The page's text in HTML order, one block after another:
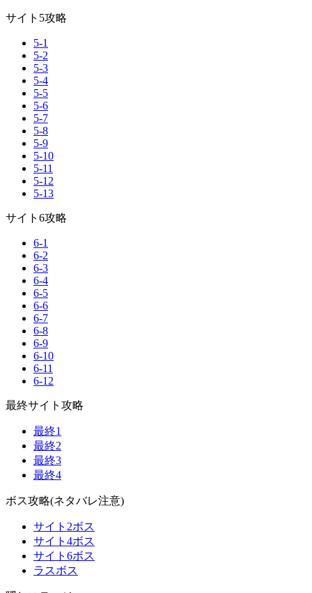
サイト5攻略
5-1
5-2
5-3
5-4
5-5
5-6
5-7
5-8
5-9
5-10
5-11
5-12
5-13
サイト6攻略
6-1
6-2
6-3
6-4
6-5
6-6
6-7
6-8
6-9
6-10
6-11
6-12
最終サイト攻略
最終1
最終2
最終3
最終4
ボス攻略(ネタバレ注意)
サイト2ボス
サイト4ボス
サイト6ボス
ラスボス